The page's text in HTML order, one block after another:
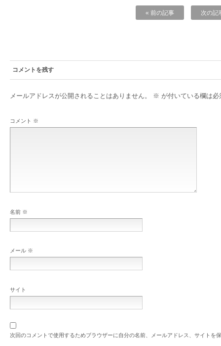
« 前の記事 次の記
コメントを残す
メールアドレスが公開されることはありません。 ※ が付いている欄は必
コメント ※
名前 ※
メール ※
サイト
次回のコメントで使用するためブラウザーに自分の名前、メールアドレス、サイトを